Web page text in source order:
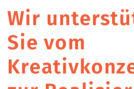
Wir
Sie vom